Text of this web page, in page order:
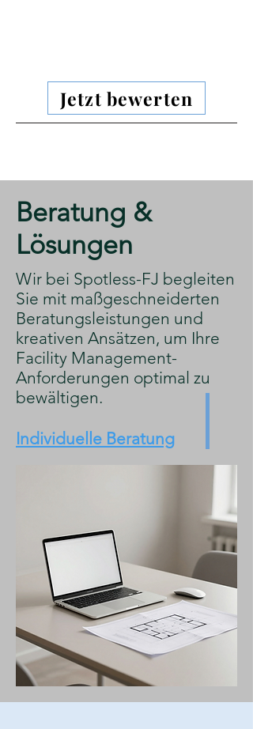
Jetzt bewerten
​Beratung &
Lösungen
​Wir bei Spotless-FJ begleiten
Sie mit maßgeschneiderten
Beratungsleistungen und
kreativen Ansätzen, um Ihre
Facility Management-
Anforderungen optimal zu
bewältigen.
Individuelle Beratung